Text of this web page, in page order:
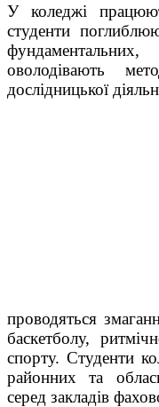
У коледжі
студенти
оволодівають
дослідницької
проводяться
баскетболу,
спорту. Студенти
районних та
серед закладів